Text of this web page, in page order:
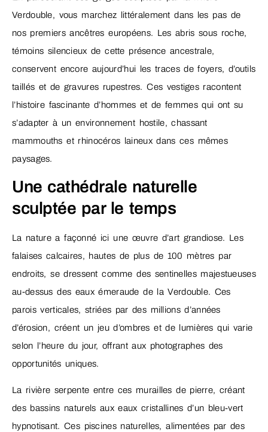
Verdouble, vous marchez littéralement dans les pas de
nos premiers ancêtres européens. Les abris sous roche,
témoins silencieux de cette présence ancestrale,
conservent encore aujourd’hui les traces de foyers, d’outils
taillés et de gravures rupestres. Ces vestiges racontent
l’histoire fascinante d’hommes et de femmes qui ont su
s’adapter à un environnement hostile, chassant
mammouths et rhinocéros laineux dans ces mêmes
paysages.
Une cathédrale naturelle
sculptée par le temps
La nature a façonné ici une œuvre d’art grandiose. Les
falaises calcaires, hautes de plus de 100 mètres par
endroits, se dressent comme des sentinelles majestueuses
au-dessus des eaux émeraude de la Verdouble. Ces
parois verticales, striées par des millions d’années
d’érosion, créent un jeu d’ombres et de lumières qui varie
selon l’heure du jour, offrant aux photographes des
opportunités uniques.
La rivière serpente entre ces murailles de pierre, créant
des bassins naturels aux eaux cristallines d’un bleu-vert
hypnotisant. Ces piscines naturelles, alimentées par des